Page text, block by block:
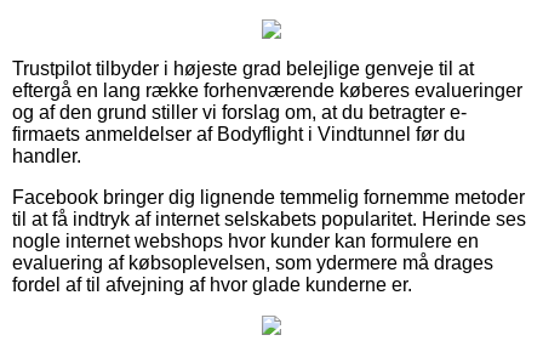
Trustpilot tilbyder i højeste grad belejlige genveje til at
eftergå en lang række forhenværende køberes evalueringer
og af den grund stiller vi forslag om, at du betragter e-
firmaets anmeldelser af Bodyflight i Vindtunnel før du
handler.
Facebook bringer dig lignende temmelig fornemme metoder
til at få indtryk af internet selskabets popularitet. Herinde ses
nogle internet webshops hvor kunder kan formulere en
evaluering af købsoplevelsen, som ydermere må drages
fordel af til afvejning af hvor glade kunderne er.